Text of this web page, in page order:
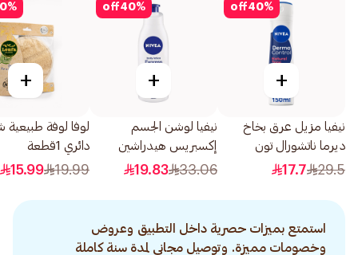
40%
off
+
نيفيا مزيل عرق بخاخ
ديرما ناتشورال تون
150مل
29.5
17.7
40%
off
+
نيفيا لوشن الجسم
إكسبريس هيدراشين
للبشرة العادية إلى الجافة
33.06
19.83
%
+
لوفا لوفة
دائري 1قطعة
19.99
15.99
استمتع بميزات حصرية داخل التطبيق وعروض
وخصومات مميزة. وتوصيل مجاني لمدة سنة كاملة